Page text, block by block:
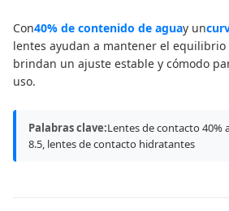
Con40% de contenido de aguay un
lentes ayudan a mantener el
brindan un ajuste estable y cómodo
uso.
Palabras clave:Lentes de contacto 40%
8.5, lentes de contacto hidratantes